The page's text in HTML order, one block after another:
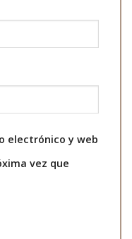
electrónico y web
vez que